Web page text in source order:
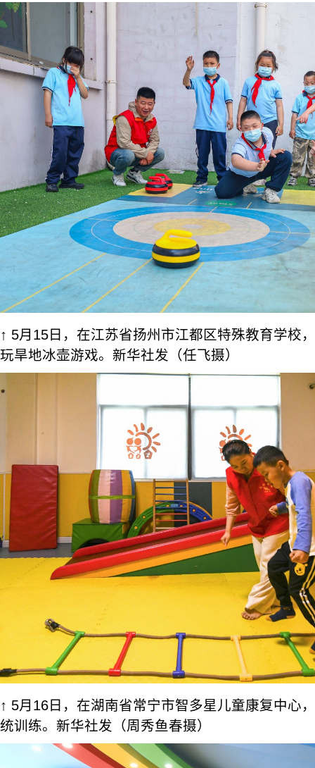
↑ 5月15日，在江苏省扬州市江都区特殊教育学校
玩旱地冰壶游戏。新华社发（任飞摄）
↑ 5月16日，在湖南省常宁市智多星儿童康复中心
统训练。新华社发（周秀鱼春摄）